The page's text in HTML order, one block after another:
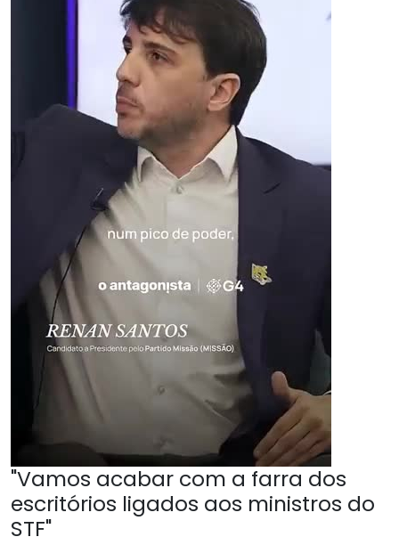
"Vamos acabar com a farra dos
escritórios ligados aos ministros do
STF"